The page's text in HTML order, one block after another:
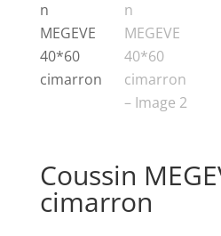
Coussin
cimarron